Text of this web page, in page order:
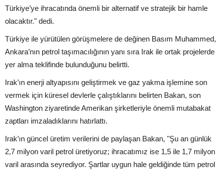
Türkiye’ye ihracatında önemli bir alternatif ve stratejik bir hamle
olacaktır." dedi.
Türkiye ile yürütülen görüşmelere de değinen Basım Muhammed,
Ankara’nın petrol taşımacılığının yanı sıra Irak ile ortak projelerde
yer alma teklifinde bulunduğunu belirtti.
Irak’ın enerji altyapısını geliştirmek ve gaz yakma işlemine son
vermek için küresel devlerle çalıştıklarını belirten Bakan, son
Washington ziyaretinde Amerikan şirketleriyle önemli mutabakat
zaptları imzaladıklarını hatırlattı.
Irak’ın güncel üretim verilerini de paylaşan Bakan, "Şu an günlük
2,7 milyon varil petrol üretiyoruz; ihracatımız ise 1,5 ile 1,7 milyon
varil arasında seyrediyor. Şartlar uygun hale geldiğinde tüm petrol